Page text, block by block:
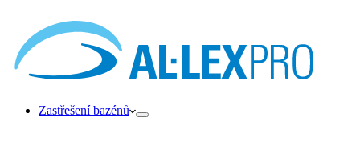
Zastřešení bazénů